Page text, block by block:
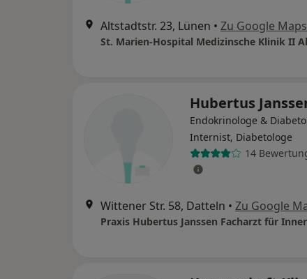
Altstadtstr. 23, Lünen • Zu Google Maps
Hubertus
Endokrinologe &
Internist, Diabetologe
14
Wittener Str. 58, Datteln • Zu Google
Praxis Hubertus Janssen Facharzt für